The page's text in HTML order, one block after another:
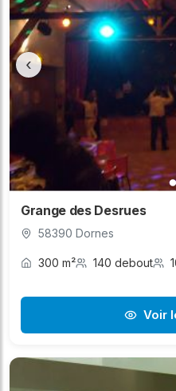
‹
Grange des Desrues
58390 Dornes
300 m² 140 debout
Voir